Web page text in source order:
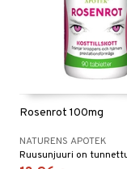
Rosenrot 100mg
NATURENS APOTEK